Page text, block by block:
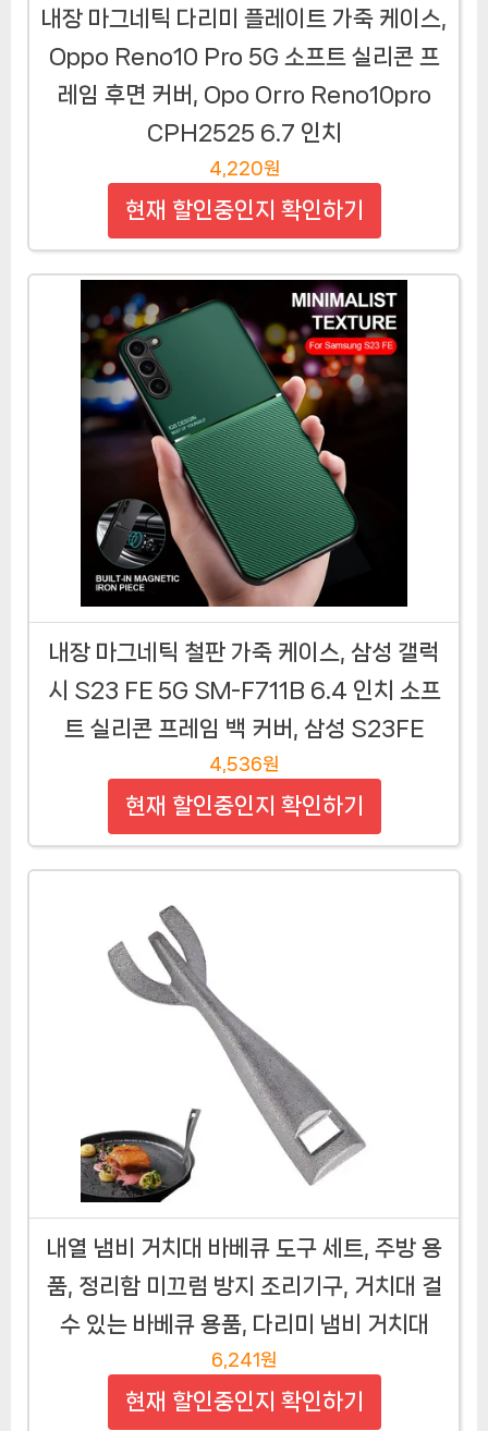
내장 마그네틱 다리미 플레이트 가죽 케이스,
Oppo Reno10 Pro 5G 소프트 실리콘 프
레임 후면 커버, Opo Orro Reno10pro
CPH2525 6.7 인치
4,220원
현재 할인중인지 확인하기
내장 마그네틱 철판 가죽 케이스, 삼성 갤럭
시 S23 FE 5G SM-F711B 6.4 인치 소프
트 실리콘 프레임 백 커버, 삼성 S23FE
4,536원
현재 할인중인지 확인하기
내열 냄비 거치대 바베큐 도구 세트, 주방 용
품, 정리함 미끄럼 방지 조리기구, 거치대 걸
수 있는 바베큐 용품, 다리미 냄비 거치대
6,241원
현재 할인중인지 확인하기